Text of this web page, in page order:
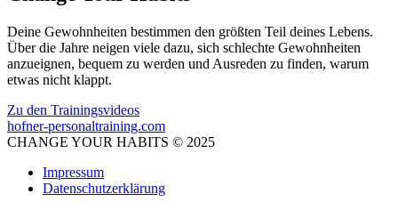
Deine Gewohnheiten bestimmen den größten Teil deines Lebens.
Über die Jahre neigen viele dazu, sich schlechte Gewohnheiten
anzueignen, bequem zu werden und Ausreden zu finden, warum
etwas nicht klappt.
Zu den Trainingsvideos
hofner-personaltraining.com
CHANGE YOUR HABITS © 2025
Impressum
Datenschutzerklärung